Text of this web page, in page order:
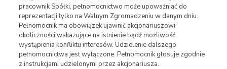
pracownik Spółki, pełnomocnictwo może upoważniać do
reprezentacji tylko na Walnym Zgromadzeniu w danym dniu.
Pełnomocnik ma obowiązek ujawnić akcjonariuszowi
okoliczności wskazujące na istnienie bądź możliwość
wystąpienia konfliktu interesów. Udzielenie dalszego
pełnomocnictwa jest wyłączone. Pełnomocnik głosuje zgodnie
z instrukcjami udzielonymi przez akcjonariusza.